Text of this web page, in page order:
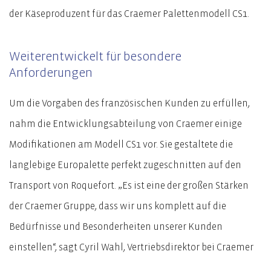
der Käseproduzent für das Craemer Palettenmodell CS1.
Weiterentwickelt für besondere
Anforderungen
Um die Vorgaben des französischen Kunden zu erfüllen,
nahm die Entwicklungsabteilung von Craemer einige
Modifikationen am Modell CS1 vor. Sie gestaltete die
langlebige Europalette perfekt zugeschnitten auf den
Transport von Roquefort. „Es ist eine der großen Stärken
der Craemer Gruppe, dass wir uns komplett auf die
Bedürfnisse und Besonderheiten unserer Kunden
einstellen“, sagt Cyril Wahl, Vertriebsdirektor bei Craemer